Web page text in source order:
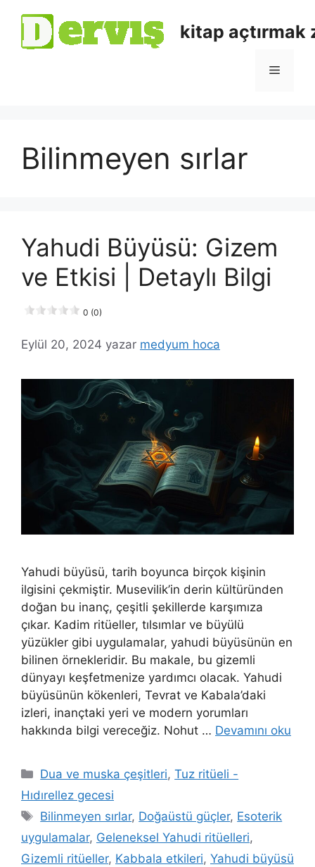
kitap açtırmak
Bilinmeyen sırlar
Yahudi Büyüsü: Gizem
ve Etkisi | Detaylı Bilgi
0 (0)
Eylül 20, 2024 yazar medyum hoca
Yahudi büyüsü, tarih boyunca birçok kişinin
ilgisini çekmiştir. Musevilik’in derin kültüründen
doğan bu inanç, çeşitli şekillerde karşımıza
çıkar. Kadim ritüeller, tılsımlar ve büyülü
yüzükler gibi uygulamalar, yahudi büyüsünün en
bilinen örnekleridir. Bu makale, bu gizemli
dünyayı keşfetmenize yardımcı olacak. Yahudi
büyüsünün kökenleri, Tevrat ve Kabala’daki
izleri, inançtaki yeri ve modern yorumları
hakkında bilgi vereceğiz. Nohut … Devamını oku
Dua ve muska çeşitleri,Tuz ritüeli -
Hıdırellez gecesi
Bilinmeyen sırlar, Doğaüstü güçler, Esoterik
uygulamalar, Geleneksel Yahudi ritüelleri,
Gizemli ritüeller, Kabbala etkileri, Yahudi büyüsü